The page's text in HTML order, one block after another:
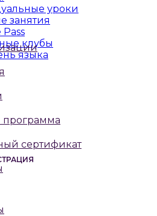
уроки
занятия
клубы
языка
программа
сертификат